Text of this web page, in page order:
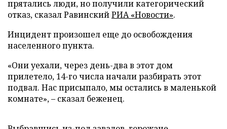
прятались люди, но получили категорический
отказ, сказал РавинскийРИА «Новости».
Инцидент произошел еще до освобождения
населенного пункта.
«Они уехали, через день-два в этот дом
прилетело, 14-го числа начали разбирать этот
подвал. Нас присыпало, мы остались в маленькой
комнате», – сказал беженец.